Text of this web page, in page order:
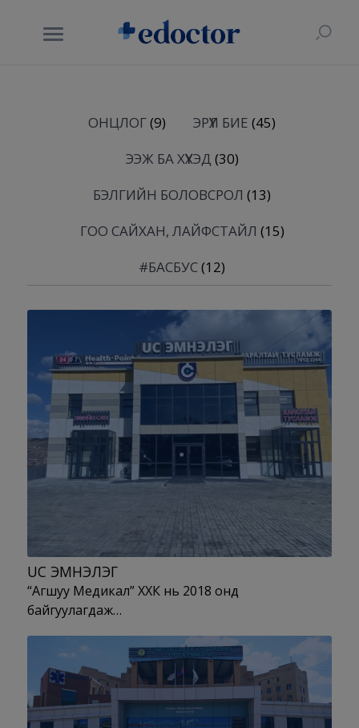
ОНЦЛОГ(9) ЭРҮҮЛ БИЕ (45)
ЭЭЖ БА ХҮҮХЭД (30)
БЭЛГИЙН БОЛОВСРОЛ (13)
ГОО САЙХАН, ЛАЙФСТАЙЛ (15)
#БАСБУС(12)
UC ЭМНЭЛЭГ
“Агшуу Медикал” ХХК нь 2018 онд
байгуулагдаж…